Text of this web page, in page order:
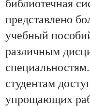
библиотечная
представлено
учебный
различным
студентам
упрощающих